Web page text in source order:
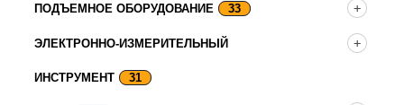
ПОДЪЕМНОЕ ОБОРУДОВАНИЕ 33
ЭЛЕКТРОННО-ИЗМЕРИТЕЛЬНЫЙ
ИНСТРУМЕНТ 31